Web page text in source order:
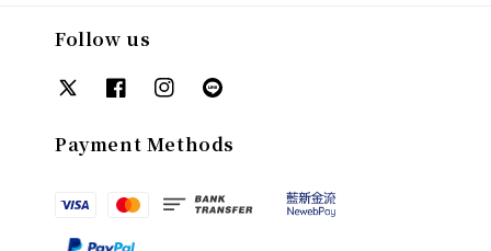
Follow us
Payment Methods